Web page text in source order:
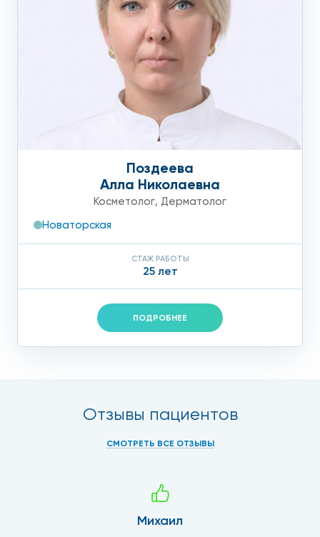
Поздеева
Алла Николаевна
Косметолог, Дерматолог
Новаторская
СТАЖ РАБОТЫ
25 лет
ПОДРОБНЕЕ
Отзывы пациентов
СМОТРЕТЬ ВСЕ ОТЗЫВЫ
Михаил